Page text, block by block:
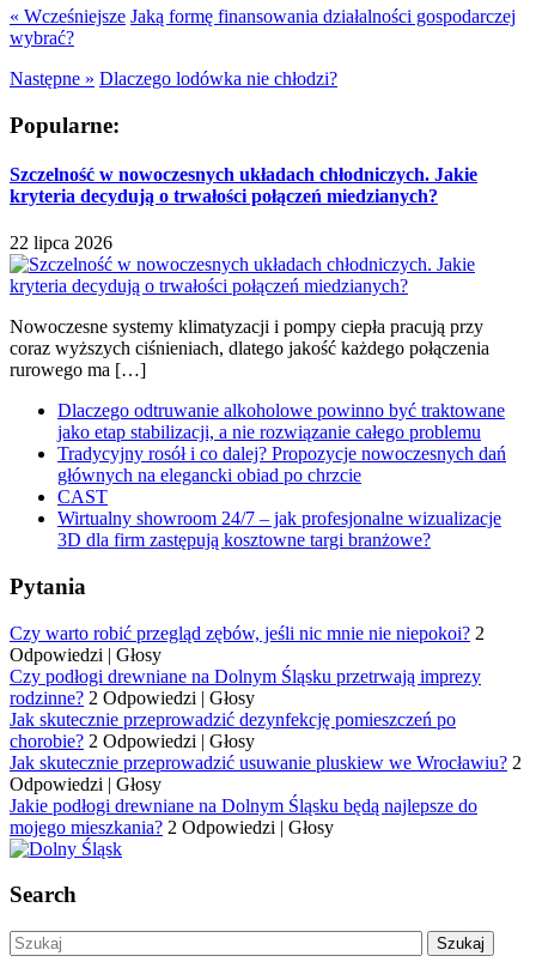
« Wcześniejsze Jaką formę finansowania działalności gospodarczej
wybrać?
Następne » Dlaczego lodówka nie chłodzi?
Popularne:
Szczelność w nowoczesnych układach chłodniczych. Jakie
kryteria decydują o trwałości połączeń miedzianych?
22 lipca 2026
Nowoczesne systemy klimatyzacji i pompy ciepła pracują przy
coraz wyższych ciśnieniach, dlatego jakość każdego połączenia
rurowego ma […]
Dlaczego odtruwanie alkoholowe powinno być traktowane
jako etap stabilizacji, a nie rozwiązanie całego problemu
Tradycyjny rosół i co dalej? Propozycje nowoczesnych dań
głównych na elegancki obiad po chrzcie
CAST
Wirtualny showroom 24/7 – jak profesjonalne wizualizacje
3D dla firm zastępują kosztowne targi branżowe?
Pytania
Czy warto robić przegląd zębów, jeśli nic mnie nie niepokoi? 2
Odpowiedzi | Głosy
Czy podłogi drewniane na Dolnym Śląsku przetrwają imprezy
rodzinne? 2 Odpowiedzi | Głosy
Jak skutecznie przeprowadzić dezynfekcję pomieszczeń po
chorobie? 2 Odpowiedzi | Głosy
Jak skutecznie przeprowadzić usuwanie pluskiew we Wrocławiu? 2
Odpowiedzi | Głosy
Jakie podłogi drewniane na Dolnym Śląsku będą najlepsze do
mojego mieszkania? 2 Odpowiedzi | Głosy
Search